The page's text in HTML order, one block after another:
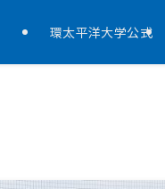
環太平洋大学公式